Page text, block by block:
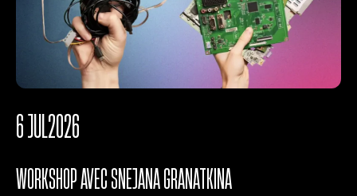
WORKSHOP AVEC SNEJANA GRANATKINA
6 JUL2026